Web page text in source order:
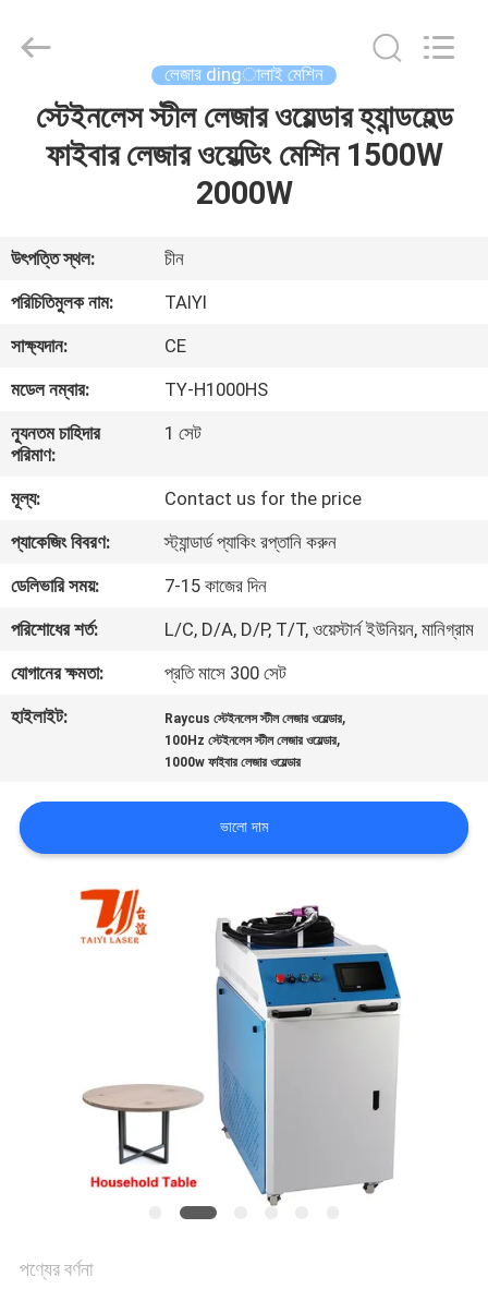
বাড়ি
ভিডিও
সম্পর্কে
কারখানা
যোগাযোগ
করুন
সমাধান
সাইট
ম্যাপ
PRIVACY
POLICY
Company
Limited.
লেজার dingালাই মেশিন
স্টেইনলেস স্টীল লেজার ওয়েল্ডার হ্যান্ডহেল্ড
ফাইবার লেজার ওয়েল্ডিং মেশিন 1500W
2000W
উৎপত্তি স্থল:
চীন
পরিচিতিমুলক নাম:
TAIYI
সাক্ষ্যদান:
CE
মডেল নম্বার:
TY-H1000HS
ন্যূনতম চাহিদার
পরিমাণ:
1 সেট
মূল্য:
Contact us for the price
প্যাকেজিং বিবরণ:
স্ট্যান্ডার্ড প্যাকিং রপ্তানি করুন
ডেলিভারি সময়:
7-15 কাজের দিন
পরিশোধের শর্ত:
L/C, D/A, D/P, T/T, ওয়েস্টার্ন ইউনিয়ন, মানিগ্রাম
যোগানের ক্ষমতা:
প্রতি মাসে 300 সেট
হাইলাইট:
Raycus স্টেইনলেস স্টীল লেজার ওয়েল্ডার,
100Hz স্টেইনলেস স্টীল লেজার ওয়েল্ডার,
1000w ফাইবার লেজার ওয়েল্ডার
ভালো দাম
পণ্যের বর্ণনা